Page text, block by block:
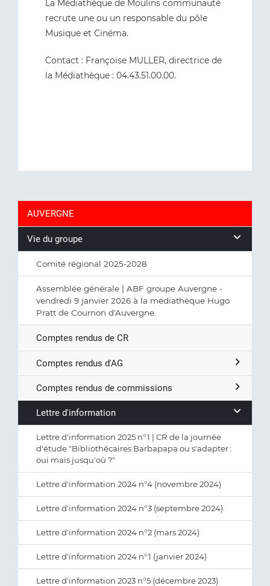
La Médiathèque de Moulins communauté
recrute une ou un responsable du pôle
Musique et Cinéma.
Contact : Françoise MULLER, directrice de
la Médiathèque : 04.43.51.00.00.
AUVERGNE
Vie du groupe
Comité régional 2025-2028
Assemblée générale | ABF groupe Auvergne -
vendredi 9 janvier 2026 à la médiathèque Hugo
Pratt de Cournon d'Auvergne.
Comptes rendus de CR
Comptes rendus d'AG
Comptes rendus de commissions
Lettre d'information
Lettre d'information 2025 n°1 | CR de la journée
d'étude "Bibliothécaires Barbapapa ou s'adapter :
oui mais jusqu'où ?"
Lettre d'information 2024 n°4 (novembre 2024)
Lettre d'information 2024 n°3 (septembre 2024)
Lettre d'information 2024 n°2 (mars 2024)
Lettre d'information 2024 n°1 (janvier 2024)
Lettre d'information 2023 n°5 (décembre 2023)